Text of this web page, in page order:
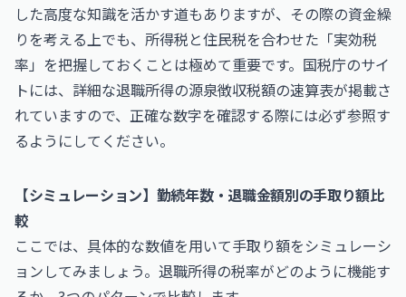
した高度な知識を活かす道もありますが、その際の資金繰
りを考える上でも、所得税と住民税を合わせた「実効税
率」を把握しておくことは極めて重要です。国税庁のサイ
トには、詳細な退職所得の源泉徴収税額の速算表が掲載さ
れていますので、正確な数字を確認する際には必ず参照す
るようにしてください。
【シミュレーション】勤続年数・退職金額別の手取り額比
較
ここでは、具体的な数値を用いて手取り額をシミュレーシ
ョンしてみましょう。退職所得の税率がどのように機能す